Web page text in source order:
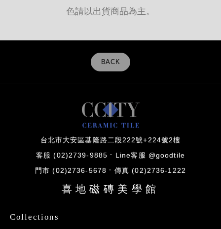
色請以出貨商品為主。
BACK
台北市大安區基隆路二段222號+224號2樓
客服 (02)2739-9885 Line客服 @goodtile
門市 (02)2736-5678 傳真 (02)2736-1222
喜地磁磚美學館
Collections